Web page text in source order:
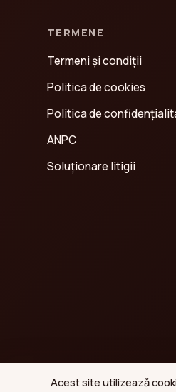
TERMENE
Termeni și condiții
Politica de cookies
Politica de
ANPC
Soluționare litigii
Acest site utilizează